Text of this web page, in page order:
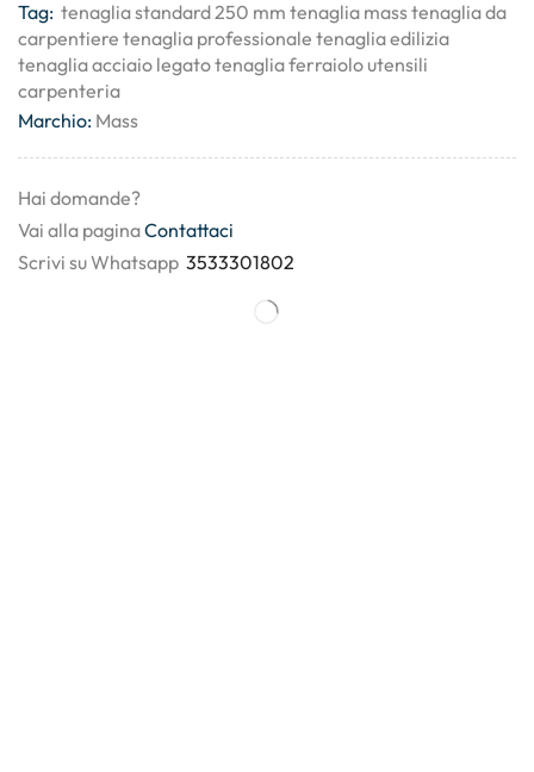
Tag: tenaglia standard 250 mm tenaglia mass tenaglia da
carpentiere tenaglia professionale tenaglia edilizia
tenaglia acciaio legato tenaglia ferraiolo utensili
carpenteria
Marchio: Mass
Hai domande?
Vai alla paginaContattaci
Scrivi su Whatsapp 3533301802